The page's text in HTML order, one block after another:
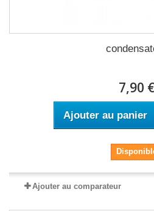
7,90 €
Ajouter au panier
Ajouter au comparateur